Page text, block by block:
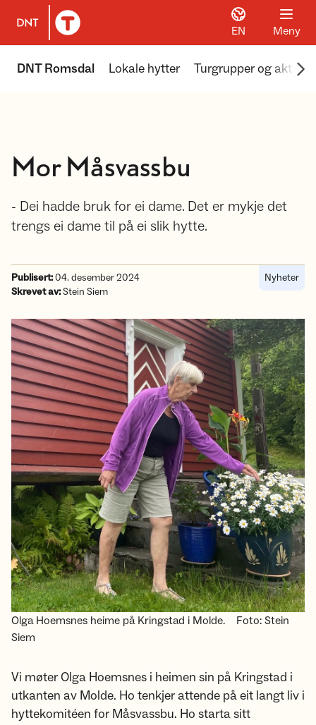
Til DNT.no forside
EN Meny
DNT Romsdal Lokale hytter Turgrupper og
Mor Måsvassbu
- Dei hadde bruk for ei dame. Det er mykje det
trengs ei dame til på ei slik hytte.
Publisert:04. desember 2024
Skrevet av:Stein Siem
Nyheter
Olga Hoemsnes heime på Kringstad i Molde.
Foto: Stein
Siem
Vi møter Olga Hoemsnes i heimen sin på Kringstad i
utkanten av Molde. Ho tenkjer attende på eit langt liv i
hyttekomitéen for Måsvassbu. Ho starta sitt